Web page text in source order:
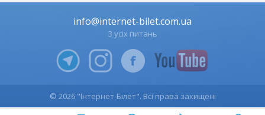
info@internet-bilet.com.ua
З усіх питань
© 2026 "Інтернет-Білет". Всі права захищені